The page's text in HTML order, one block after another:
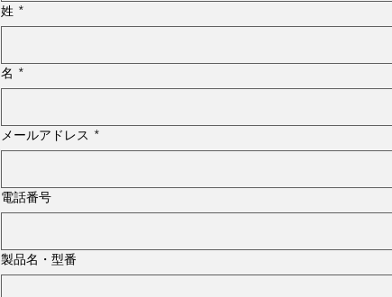
姓 *
名 *
メールアドレス *
電話番号
製品名・型番